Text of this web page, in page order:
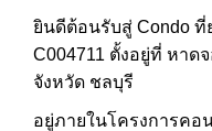
ยินดีต้อนรับสู่ Condo ที่
C004711 ตั้งอยู่ที่ หาด
จังหวัด ชลบุรี
อยู่ภายในโครงการคอ